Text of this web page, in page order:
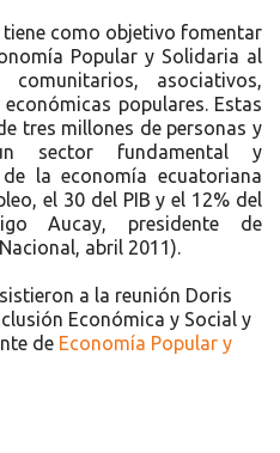
como objetivo fomentar
Popular y Solidaria al
comunitarios, asociativos,
populares. Estas
tres millones de personas y
sector fundamental y
la economía ecuatoriana
el 30 del PIB y el 12% del
Aucay, presidente de
abril 2011).
a la reunión Doris
Económica y Social y
de Economía Popular y